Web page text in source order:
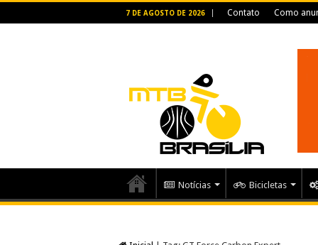
7 DE AGOSTO DE 2026 Contato Como
Notícias Bicicletas